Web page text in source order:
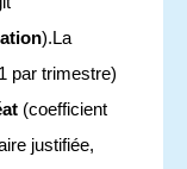
).La
par trimestre)
(coefficient
justifiée,